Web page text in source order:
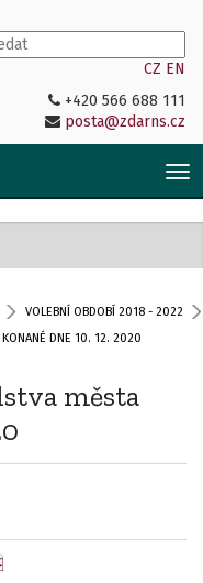
CZ EN
+420 566 688 111
posta@zdarns.cz
VOLEBNÍ OBDOBÍ 2018 - 2022
KONANÉ DNE 10. 12. 2020
města